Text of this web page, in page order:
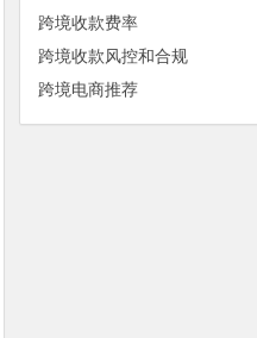
跨境收款费率
跨境收款风控和合规
跨境电商推荐